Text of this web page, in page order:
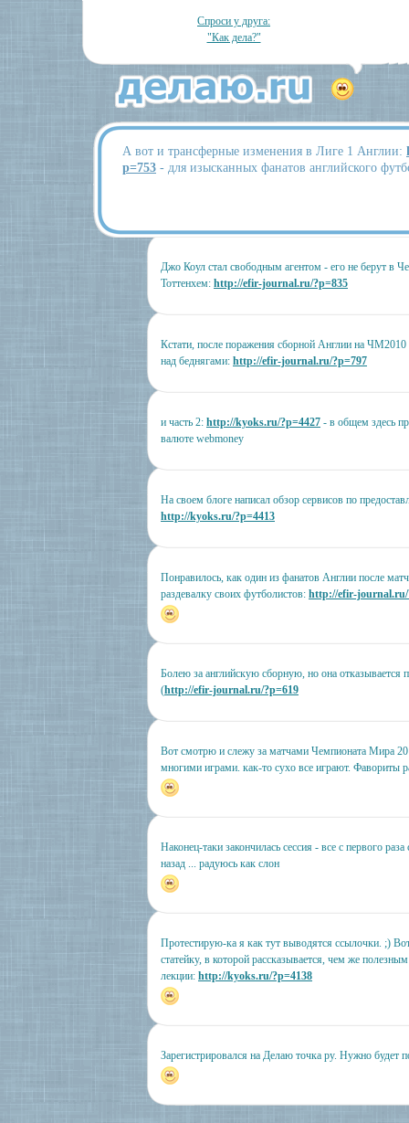
Спроси у друга:
"Как дела?"
А вот и трансферные изменения в Лиге 1 Англии:
p=753 - для изысканных фанатов английского
Джо Коул стал свободным агентом - его не берут в
Тоттенхем: http://efir-journal.ru/?p=835
Кстати, после поражения сборной Англии на ЧМ2010
над беднягами: http://efir-journal.ru/?p=797
и часть 2: http://kyoks.ru/?p=4427 - в общем здесь
валюте webmoney
На своем блоге написал обзор сервисов по
http://kyoks.ru/?p=4413
Понравилось, как один из фанатов Англии после
раздевалку своих футболистов: http://efir-journal.ru/
Болею за английскую сборную, но она отказывается
(http://efir-journal.ru/?p=619
Вот смотрю и слежу за матчами Чемпионата Мира
многими играми. как-то сухо все играют. Фавориты
Наконец-таки закончилась сессия - все с первого
назад ... радуюсь как слон
Протестирую-ка я как тут выводятся ссылочки. ;)
статейку, в которой рассказывается, чем же
лекции: http://kyoks.ru/?p=4138
Зарегистрировался на Делаю точка ру. Нужно будет